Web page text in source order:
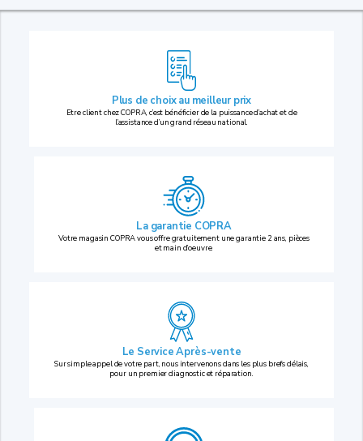
Plus de choix au meilleur prix
Etre client chez COPRA, c’est bénéficier de la puissance d’achat et de
l’assistance d’un grand réseau national.
La garantie COPRA
Votre magasin COPRA vous offre gratuitement une garantie 2 ans, pièces
et main d’oeuvre.
Le Service Après-vente
Sur simple appel de votre part, nous intervenons dans les plus brefs délais,
pour un premier diagnostic et réparation.